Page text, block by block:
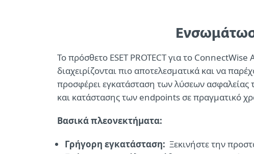
Το πρόσθετο ESET PROTECT για το
διαχειρίζονται πιο αποτελεσματικά και να
προσφέρει εγκατάσταση των λύσεων ασφαλείας
και κατάστασης των endpoints σε πραγματικό
Βασικά πλεονεκτήματα:
Γρήγορη εγκατάσταση: Ξεκινήστε την